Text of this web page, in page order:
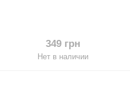
349 грн
Нет в наличии